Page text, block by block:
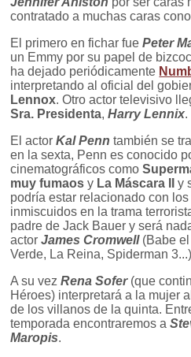
contratado a muchas caras
El primero en fichar fuePeter
un Emmy por su papel de
ha dejado periódicamente
interpretando al oficial del
Lennox. Otro actor televisivo
Sra. Presidenta,Harry Lennix.
El actorKal Penn también se
en la sexta, Penn es conocido
cinematográficos como
muy fumaos y La Máscara II
y
podría estar relacionado con
inmiscuidos en la trama
padre de Jack Bauer y será
actorJames Cromwell(Babe el
Verde, La Reina, Spiderman
A su vezRena Sofer(que
Héroes) interpretará a la mujer
de los villanos de la quinta.
temporada encontraremos a
Maropis.